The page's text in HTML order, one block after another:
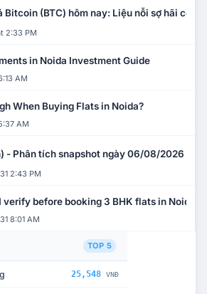
Bitcoin (BTC) hôm nay: Liệu nỗi sợ hãi có
2:33 PM
in Noida Investment Guide
AM
When Buying Flats in Noida?
AM
- Phân tích snapshot ngày 06/08/2026
2:43 PM
before booking 3 BHK flats in Noida?
8:01 AM
TOP 5
25,548 VNĐ